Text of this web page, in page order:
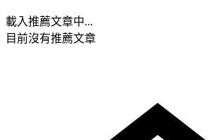
載入推薦文章中...
目前沒有推薦文章